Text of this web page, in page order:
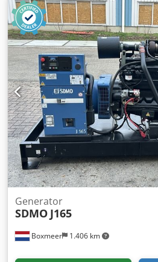
nestanka struje: 110 kVA Gorivo:
rezervoara: 190 litara Broj obrtaja:
motora: mehanička Napon: 400 /
Hz Dimenzije u cm (D x Š x V):
kg Zvučni pritisak: 66 dB(A) na 7 m
dB(A)
Boxmeer 1.406 km
Generator
SDMO J165